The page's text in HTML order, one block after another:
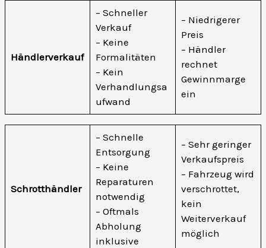
Händlerverkauf
– Schneller
Verkauf
– Keine
Formalitäten
– Kein
Verhandlungsa
ufwand
– Niedrigerer
Preis
– Händler
rechnet
Gewinnmarge
ein
Schrotthändler
– Schnelle
Entsorgung
– Keine
Reparaturen
notwendig
– Oftmals
Abholung
inklusive
– Sehr geringer
Verkaufspreis
– Fahrzeug wird
verschrottet,
kein
Weiterverkauf
möglich